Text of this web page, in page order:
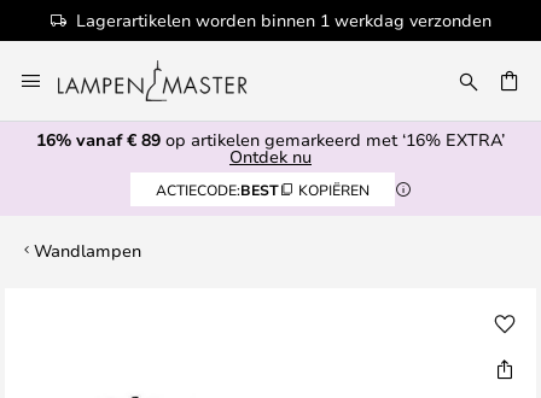
Lagerartikelen worden binnen 1 werkdag verzonden
naar
de
inhoud
16% vanaf € 89 op artikelen gemarkeerd met ‘16% EXTRA’
Ontdek nu
ACTIECODE:BEST KOPIËREN
Wandlampen